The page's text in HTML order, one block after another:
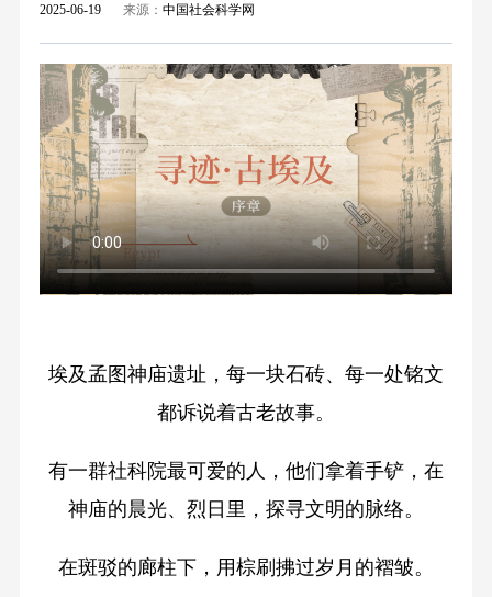
2025-06-19 来源： 中国社会科学网
埃及孟图神庙遗址，每一块石砖、每一处铭文
都诉说着古老故事。
有一群社科院最可爱的人，他们拿着手铲，在
神庙的晨光、烈日里，探寻文明的脉络。
在斑驳的廊柱下，用棕刷拂过岁月的褶皱。